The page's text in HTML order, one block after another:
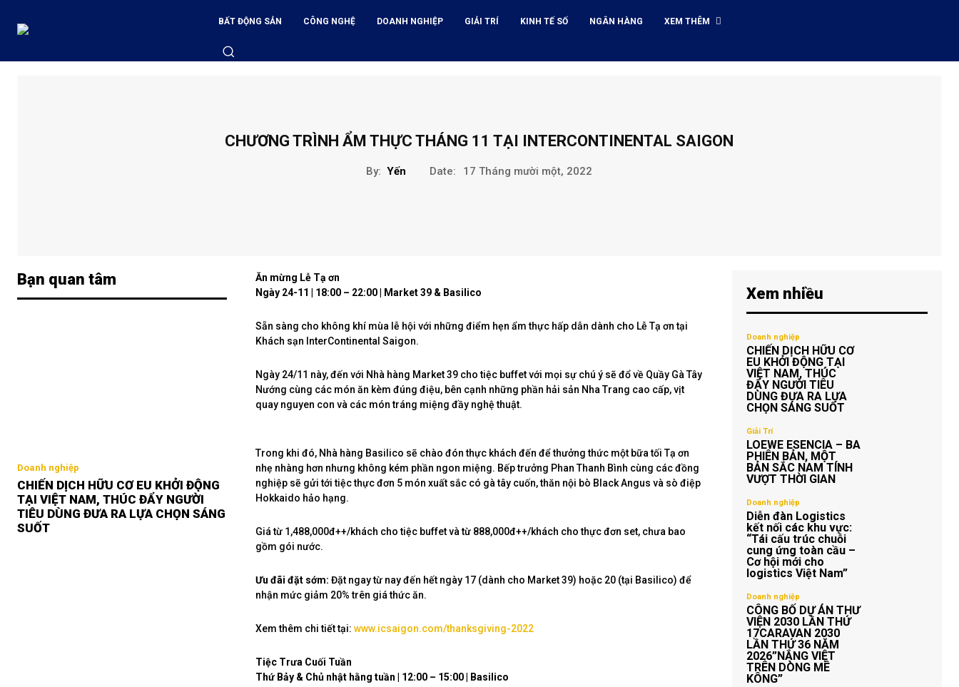
BẤT ĐỘNG SẢN CÔNG NGHỆ DOANH NGHIỆP GIẢI TRÍ KINH TẾ SỐ NGÂN HÀNG XEM THÊM
CHƯƠNG TRÌNH ẨM THỰC THÁNG 11 TẠI INTERCONTINENTAL SAIGON
By: Yến Date: 17 Tháng mười một, 2022
Bạn quan tâm
Doanh nghiệp
CHIẾN DỊCH HỮU CƠ EU KHỞI ĐỘNG
TẠI VIỆT NAM, THÚC ĐẨY NGƯỜI
TIÊU DÙNG ĐƯA RA LỰA CHỌN SÁNG
SUỐT
Ăn mừng Lễ Tạ ơn
Ngày 24-11 | 18:00 – 22:00 | Market 39 & Basilico
Sẵn sàng cho không khí mùa lễ hội với những điểm hẹn ẩm thực hấp dẫn dành cho Lễ Tạ ơn tại
Khách sạn InterContinental Saigon.
Ngày 24/11 này, đến với Nhà hàng Market 39 cho tiệc buffet với mọi sự chú ý sẽ đổ về Quầy Gà Tây
Nướng cùng các món ăn kèm đúng điệu, bên cạnh những phần hải sản Nha Trang cao cấp, vịt
quay nguyen con và các món tráng miệng đầy nghệ thuật.
Trong khi đó, Nhà hàng Basilico sẽ chào đón thực khách đến để thưởng thức một bữa tối Tạ ơn
nhẹ nhàng hơn nhưng không kém phần ngon miệng. Bếp trưởng Phan Thanh Bình cùng các đồng
nghiệp sẽ gửi tới tiệc thực đơn 5 món xuất sắc có gà tây cuốn, thăn nội bò Black Angus và sò điệp
Hokkaido hảo hạng.
Giá từ 1,488,000đ++/khách cho tiệc buffet và từ 888,000đ++/khách cho thực đơn set, chưa bao
gồm gói nước.
Ưu đãi đặt sớm: Đặt ngay từ nay đến hết ngày 17 (dành cho Market 39) hoặc 20 (tại Basilico) để
nhận mức giảm 20% trên giá thức ăn.
Xem thêm chi tiết tại: www.icsaigon.com/thanksgiving-2022
Tiệc Trưa Cuối Tuần
Thứ Bảy & Chủ nhật hằng tuần | 12:00 – 15:00 | Basilico
Xem nhiều
Doanh nghiệp
CHIẾN DỊCH HỮU CƠ
EU KHỞI ĐỘNG TẠI
VIỆT NAM, THÚC
ĐẨY NGƯỜI TIÊU
DÙNG ĐƯA RA LỰA
CHỌN SÁNG SUỐT
Giải Trí
LOEWE ESENCIA – BA
PHIÊN BẢN, MỘT
BẢN SẮC NAM TÍNH
VƯỢT THỜI GIAN
Doanh nghiệp
Diễn đàn Logistics
kết nối các khu vực:
“Tái cấu trúc chuỗi
cung ứng toàn cầu –
Cơ hội mới cho
logistics Việt Nam”
Doanh nghiệp
CÔNG BỐ DỰ ÁN THƯ
VIỆN 2030 LẦN THỨ
17CARAVAN 2030
LẦN THỨ 36 NĂM
2026”NẮNG VIỆT
TRÊN DÒNG MÊ
KÔNG”